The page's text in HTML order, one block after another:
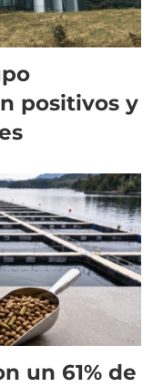
positivos y
un 61% de